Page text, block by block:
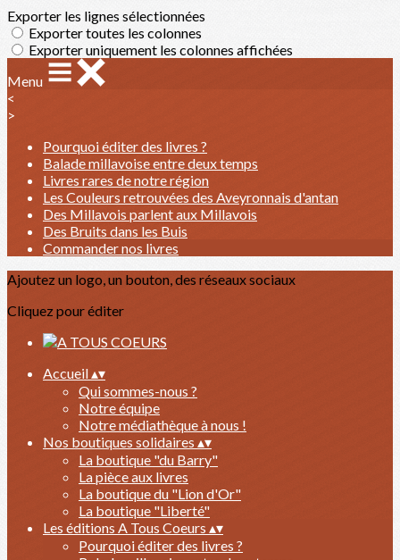
Exporter les lignes sélectionnées
Exporter toutes les colonnes
Exporter uniquement les colonnes affichées
Menu
<
>
Pourquoi éditer des livres ?
Balade millavoise entre deux temps
Livres rares de notre région
Les Couleurs retrouvées des Aveyronnais d'antan
Des Millavois parlent aux Millavois
Des Bruits dans les Buis
Commander nos livres
Ajoutez un logo, un bouton, des réseaux sociaux
Cliquez pour éditer
Accueil▴▾
Qui sommes-nous ?
Notre équipe
Notre médiathèque à nous !
Nos boutiques solidaires ▴▾
La boutique "du Barry"
La pièce aux livres
La boutique du "Lion d'Or"
La boutique "Liberté"
Les éditions A Tous Coeurs ▴▾
Pourquoi éditer des livres ?